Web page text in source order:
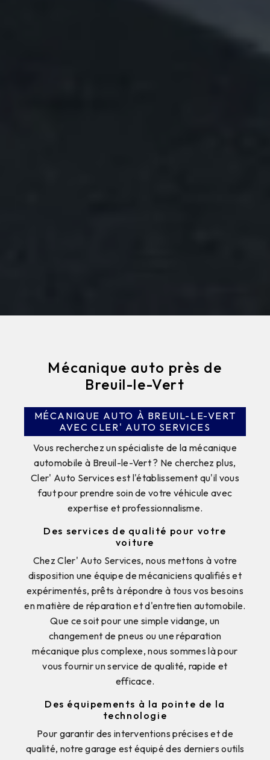
Mécanique auto près de
Breuil-le-Vert
MÉCANIQUE AUTO À BREUIL-LE-VERT
AVEC CLER' AUTO SERVICES
Vous recherchez un spécialiste de la mécanique
automobile à Breuil-le-Vert ? Ne cherchez plus,
Cler' Auto Services est l'établissement qu'il vous
faut pour prendre soin de votre véhicule avec
expertise et professionnalisme.
Des services de qualité pour votre
voiture
Chez Cler' Auto Services, nous mettons à votre
disposition une équipe de mécaniciens qualifiés et
expérimentés, prêts à répondre à tous vos besoins
en matière de réparation et d'entretien automobile.
Que ce soit pour une simple vidange, un
changement de pneus ou une réparation
mécanique plus complexe, nous sommes là pour
vous fournir un service de qualité, rapide et
efficace.
Des équipements à la pointe de la
technologie
Pour garantir des interventions précises et de
qualité, notre garage est équipé des derniers outils